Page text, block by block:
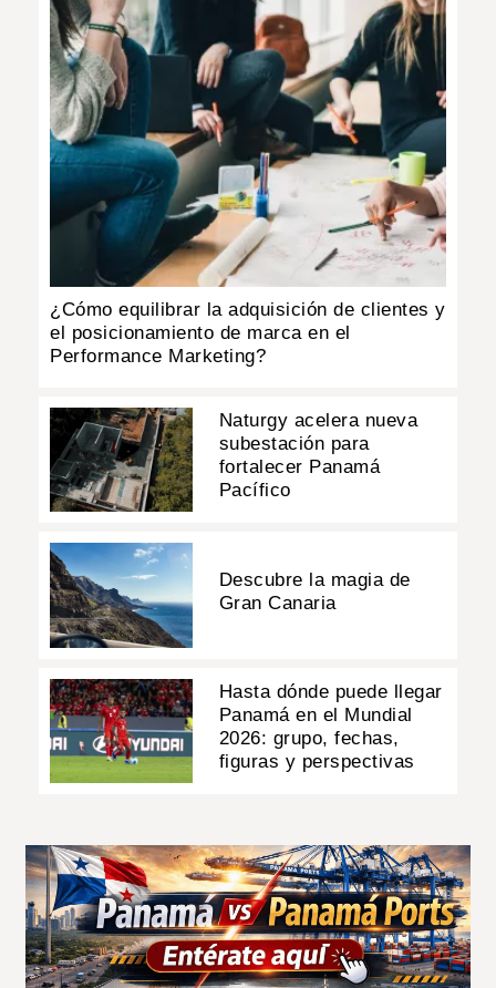
¿Cómo equilibrar la adquisición de clientes y
el posicionamiento de marca en el
Performance Marketing?
Naturgy acelera nueva
subestación para
fortalecer Panamá
Pacífico
Descubre la magia de
Gran Canaria
Hasta dónde puede llegar
Panamá en el Mundial
2026: grupo, fechas,
figuras y perspectivas